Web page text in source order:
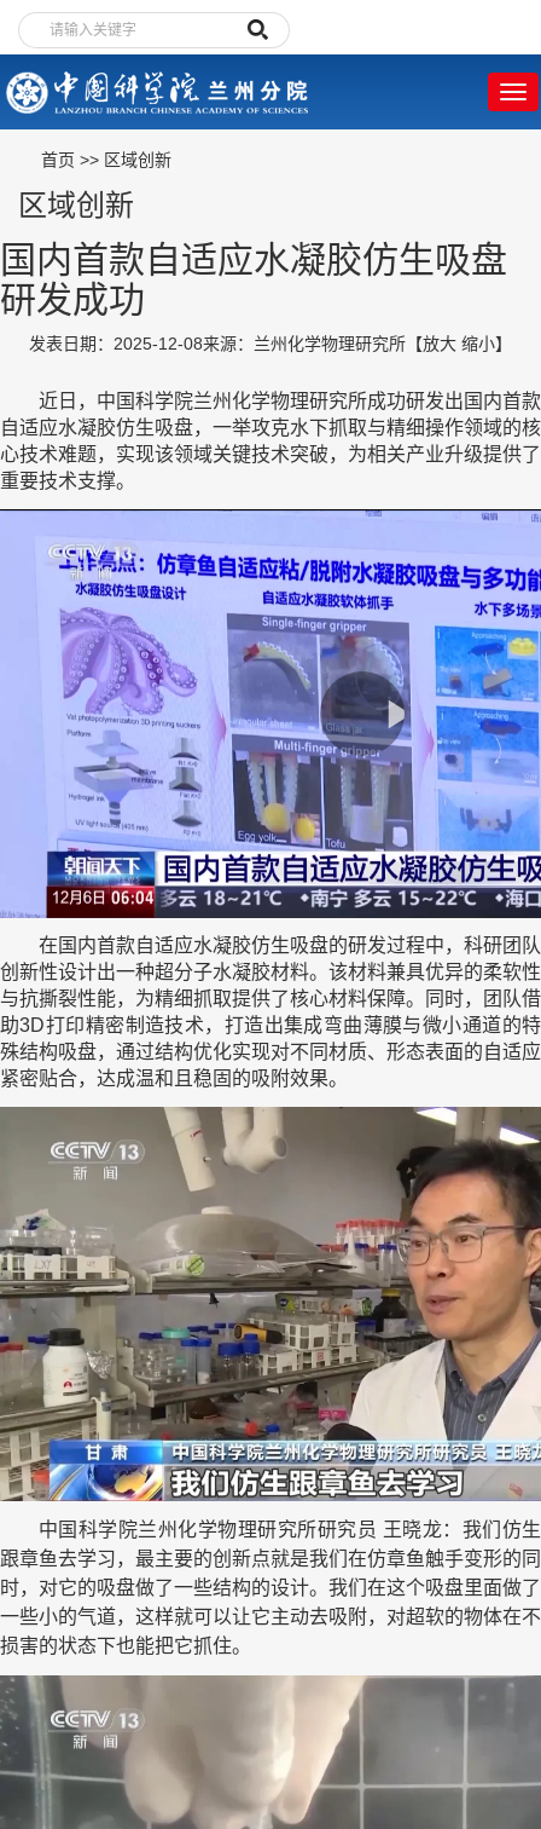
首页 >> 区域创新
区域创新
国内首款自适应水凝胶仿生吸盘
研发成功
发表日期：2025-12-08来源：兰州化学物理研究所 【放大 缩小】
近日，中国科学院兰州化学物理研究所成功研发出国内首款
自适应水凝胶仿生吸盘，一举攻克水下抓取与精细操作领域的核
心技术难题，实现该领域关键技术突破，为相关产业升级提供了
重要技术支撑。
在国内首款自适应水凝胶仿生吸盘的研发过程中，科研团队
创新性设计出一种超分子水凝胶材料。该材料兼具优异的柔软性
与抗撕裂性能，为精细抓取提供了核心材料保障。同时，团队借
助3D打印精密制造技术，打造出集成弯曲薄膜与微小通道的特
殊结构吸盘，通过结构优化实现对不同材质、形态表面的自适应
紧密贴合，达成温和且稳固的吸附效果。
中国科学院兰州化学物理研究所研究员 王晓龙：我们仿生
跟章鱼去学习，最主要的创新点就是我们在仿章鱼触手变形的同
时，对它的吸盘做了一些结构的设计。我们在这个吸盘里面做了
一些小的气道，这样就可以让它主动去吸附，对超软的物体在不
损害的状态下也能把它抓住。